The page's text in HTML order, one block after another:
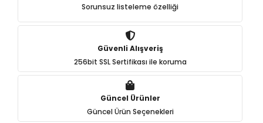
Sorunsuz listeleme özelliği
Güvenli Alışveriş
256bit SSL Sertifikası ile koruma
Güncel Ürünler
Güncel Ürün Seçenekleri